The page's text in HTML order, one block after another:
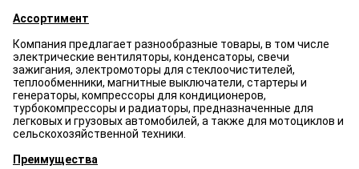
Ассортимент
Компания предлагает разнообразные товары, в том числе
электрические вентиляторы, конденсаторы, свечи
зажигания, электромоторы для стеклоочистителей,
теплообменники, магнитные выключатели, стартеры и
генераторы, компрессоры для кондиционеров,
турбокомпрессоры и радиаторы, предназначенные для
легковых и грузовых автомобилей, а также для мотоциклов и
сельскохозяйственной техники.
Преимущества